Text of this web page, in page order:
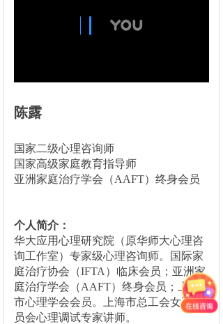
陈露
国家二级心理咨询师
国家高级家庭教育指导师
亚洲家庭治疗学会（AAFT）终身会员
个人简介：
华大应用心理研究院（原华师大心理咨
询工作室）专家级心理咨询师。国际家
庭治疗协会（IFTA）临床会员；亚洲家
庭治疗学会（AAFT）终身会员；上海
市心理学会会员。上海市总工会女工委
员会心理调试专家讲师。